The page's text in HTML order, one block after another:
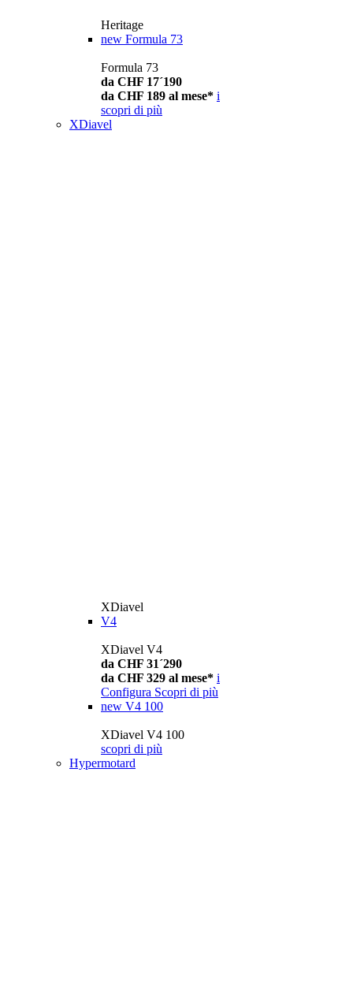
Heritage
new Formula 73
Formula 73
da CHF 17´190
da CHF 189 al mese* i
scopri di più
XDiavel
XDiavel
V4
XDiavel V4
da CHF 31´290
da CHF 329 al mese* i
Configura Scopri di più
new V4 100
XDiavel V4 100
scopri di più
Hypermotard